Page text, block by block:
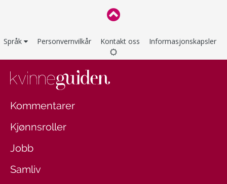
Språk Personvernvilkår Kontakt oss Informasjonskapsler
Kommentarer
Kjønnsroller
Jobb
Samliv